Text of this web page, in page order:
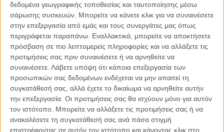
δεδομένα γεωγραφικής τοποθεσίας και ταυτοποίησης μέσω
σάρωσης συσκευών. Μπορείτε να κάνετε κλικ για να συναινέσετε
στην επεξεργασία από εμάς και τους συνεργάτες μας όπως
περιγράφεται παραπάνω. Εναλλακτικά, μπορείτε να αποκτήσετε
πρόσβαση σε πιο λεπτομερείς πληροφορίες και να αλλάξετε τις
προτιμήσεις σας πριν συναινέσετε ή να αρνηθείτε να
συναινέσετε. Λάβετε υπόψη ότι κάποια επεξεργασία των
προσωπικών σας δεδομένων ενδέχεται να μην απαιτεί τη
συγκατάθεσή σας, αλλά έχετε το δικαίωμα να αρνηθείτε αυτήν
την επεξεργασία. Οι προτιμήσεις σας θα ισχύουν μόνο για αυτόν
τον ιστότοπο. Μπορείτε να αλλάξετε τις προτιμήσεις σας ή να
ανακαλέσετε τη συγκατάθεσή σας ανά πάσα στιγμή
επιστρέφοντας σε αυτόν τον ιστότοπο και κάνοντας κλικ στο